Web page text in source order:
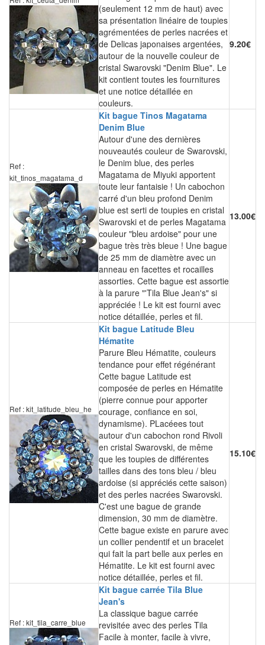
(seulement 12 mm de haut) avec
sa présentation linéaire de toupies
agrémentées de perles nacrées et
de Delicas japonaises argentées,
autour de la nouvelle couleur de
cristal Swarovski "Denim Blue". Le
kit contient toutes les fournitures
et une notice détaillée en
couleurs.
9.20€
Ref :
kit_tinos_magatama_d
Kit bague Tinos Magatama
Denim Blue
Autour d'une des dernières
nouveautés couleur de Swarovski,
le Denim blue, des perles
Magatama de Miyuki apportent
toute leur fantaisie ! Un cabochon
carré d'un bleu profond Denim
blue est serti de toupies en cristal
Swarovski et de perles Magatama
couleur "bleu ardoise" pour une
bague très très bleue ! Une bague
de 25 mm de diamètre avec un
anneau en facettes et rocailles
assorties. Cette bague est assortie
à la parure "'Tila Blue Jean's" si
appréciée ! Le kit est fourni avec
notice détaillée, perles et fil.
13.00€
Ref : kit_latitude_bleu_he
Kit bague Latitude Bleu
Hématite
Parure Bleu Hématite, couleurs
tendance pour effet régénérant
Cette bague Latitude est
composée de perles en Hématite
(pierre connue pour apporter
courage, confiance en soi,
dynamisme). PLacéees tout
autour d'un cabochon rond Rivoli
en cristal Swarovski, de même
que les toupies de différentes
tailles dans des tons bleu / bleu
ardoise (si appréciés cette saison)
et des perles nacrées Swarovski.
C'est une bague de grande
dimension, 30 mm de diamètre.
Cette bague existe en parure avec
un collier pendentif et un bracelet
qui fait la part belle aux perles en
Hématite. Le kit est fourni avec
notice détaillée, perles et fil.
15.10€
Ref : kit_tila_carre_blue
Kit bague carrée Tila Blue
Jean's
La classique bague carrée
revisitée avec des perles Tila
Facile à monter, facile à vivre,